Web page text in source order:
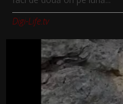
Digi-Life.tv